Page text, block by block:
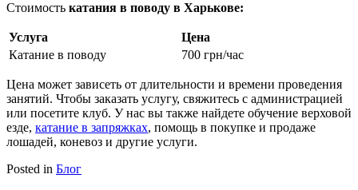
Стоимость катания в поводу в Харькове:
Услуга
Цена
Катание в поводу
700 грн/час
Цена может зависеть от длительности и времени проведения
занятий. Чтобы заказать услугу, свяжитесь с администрацией
или посетите клуб. У нас вы также найдете обучение верховой
езде, катание в запряжках, помощь в покупке и продаже
лошадей, коневоз и другие услуги.
Posted in Блог